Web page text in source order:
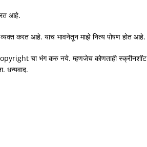
आहे.
व्यक्त करत आहे. याच भावनेतून माझे नित्य पोषण होत आहे.
चा भंग करु नये. म्हणजेच कोणताही स्क्रीनशॉट
धन्यवाद.